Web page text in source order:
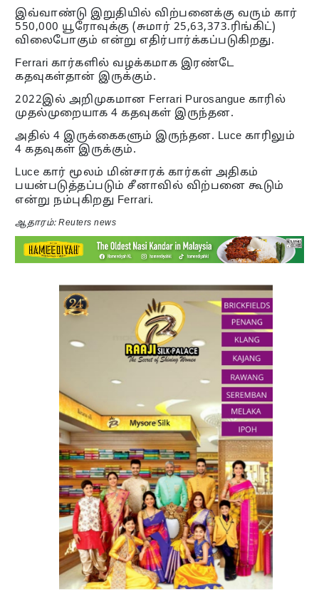
இவ்வாண்டு இறுதியில் விற்பனைக்கு வரும் கார்
550,000 யூரோவுக்கு (சுமார் 25,63,373.ரிங்கிட்)
விலைபோகும் என்று எதிர்பார்க்கப்படுகிறது.
Ferrari கார்களில் வழக்கமாக இரண்டே
கதவுகள்தான் இருக்கும்.
2022இல் அறிமுகமான Ferrari Purosangue காரில்
முதல்முறையாக 4 கதவுகள் இருந்தன.
அதில் 4 இருக்கைகளும் இருந்தன. Luce காரிலும்
4 கதவுகள் இருக்கும்.
Luce கார் மூலம் மின்சாரக் கார்கள் அதிகம்
பயன்படுத்தப்படும் சீனாவில் விற்பனை கூடும்
என்று நம்புகிறது Ferrari.
ஆதாரம்: Reuters news